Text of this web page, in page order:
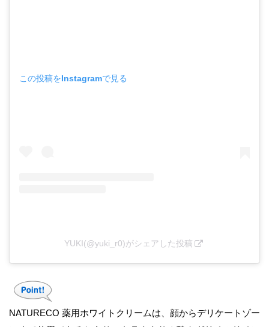
この投稿をInstagramで見る
YUKI(@yuki_r0)がシェアした投稿
NATURECO 薬用ホワイトクリームは、顔からデリケートゾー